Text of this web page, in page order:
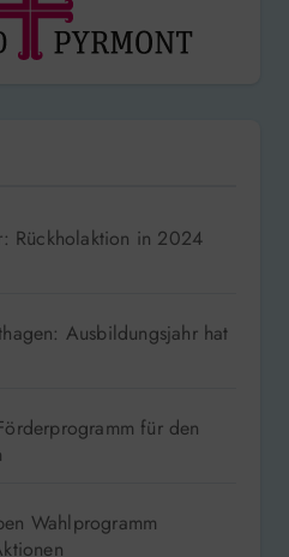
Rückholaktion in 2024
Ausbildungsjahr hat
für den
Wahlprogramm